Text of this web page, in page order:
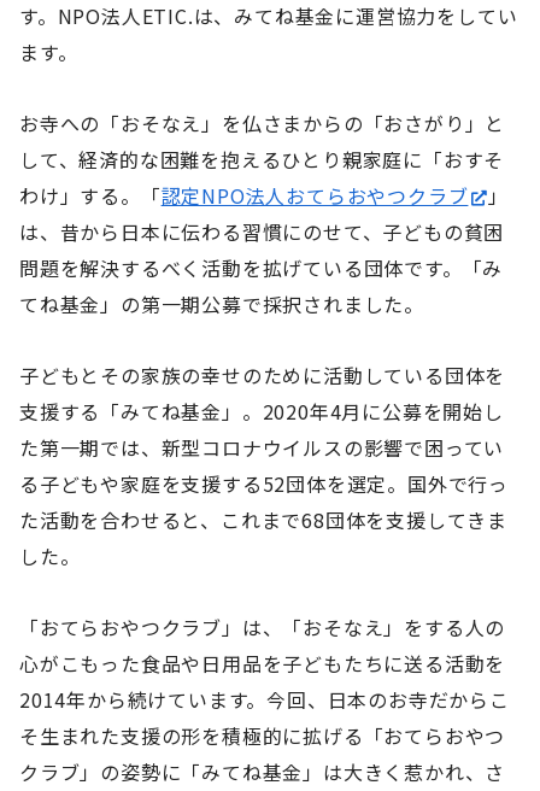
す。NPO法人ETIC.は、みてね基金に運営協力をしてい
ます。
お寺への「おそなえ」を仏さまからの「おさがり」と
して、経済的な困難を抱えるひとり親家庭に「おすそ
わけ」する。「認定NPO法人おてらおやつクラブ
」
は、昔から日本に伝わる習慣にのせて、子どもの貧困
問題を解決するべく活動を拡げている団体です。「み
てね基金」の第一期公募で採択されました。
子どもとその家族の幸せのために活動している団体を
支援する「みてね基金」。2020年4月に公募を開始し
た第一期では、新型コロナウイルスの影響で困ってい
る子どもや家庭を支援する52団体を選定。国外で行っ
た活動を合わせると、これまで68団体を支援してきま
した。
「おてらおやつクラブ」は、「おそなえ」をする人の
心がこもった食品や日用品を子どもたちに送る活動を
2014年から続けています。今回、日本のお寺だからこ
そ生まれた支援の形を積極的に拡げる「おてらおやつ
クラブ」の姿勢に「みてね基金」は大きく惹かれ、さ